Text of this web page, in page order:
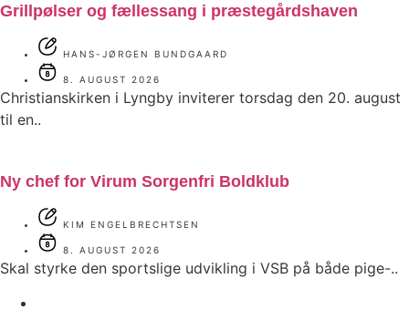
Grillpølser og fællessang i præstegårdshaven
HANS-JØRGEN BUNDGAARD
8. AUGUST 2026
Christianskirken i Lyngby inviterer torsdag den 20. august
til en..
Ny chef for Virum Sorgenfri Boldklub
KIM ENGELBRECHTSEN
8. AUGUST 2026
Skal styrke den sportslige udvikling i VSB på både pige-..